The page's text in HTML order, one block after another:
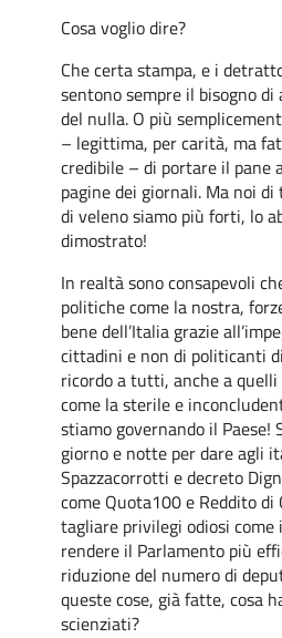
Cosa voglio dire?
Che certa stampa, e i
sentono sempre il bisogno
del nulla. O più
– legittima, per carità, ma
credibile – di portare il pane
pagine dei giornali. Ma noi
di veleno siamo più forti, lo
dimostrato!
In realtà sono consapevoli
politiche come la nostra,
bene dell’Italia grazie
cittadini e non di politicanti
ricordo a tutti, anche a
come la sterile e
stiamo governando il Paese!
giorno e notte per dare agli
Spazzacorrotti e decreto
come Quota100 e Reddito di
tagliare privilegi odiosi
rendere il Parlamento più
riduzione del numero di
queste cose, già fatte, cosa
scienziati?